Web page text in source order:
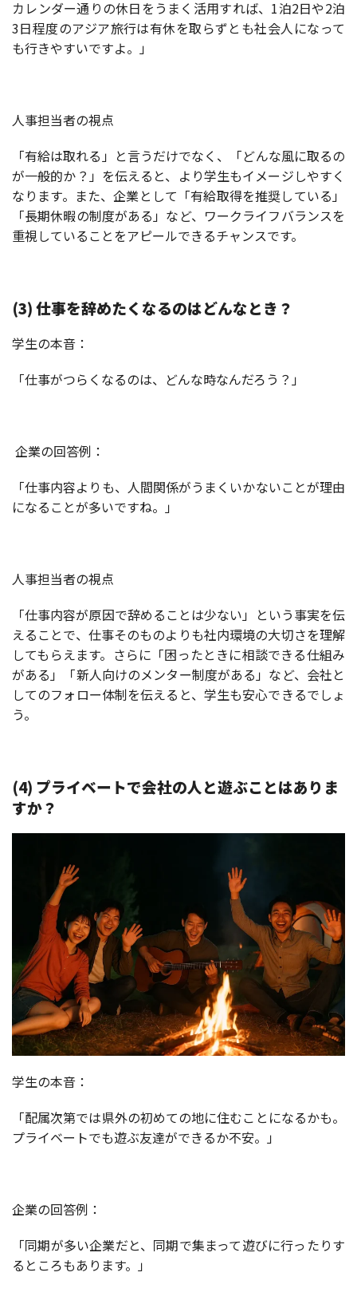
カレンダー通りの休日をうまく活用すれば、1泊2日や2泊
3日程度のアジア旅行は有休を取らずとも社会人になって
も行きやすいですよ。」
人事担当者の視点
「有給は取れる」と言うだけでなく、「どんな風に取るの
が一般的か？」を伝えると、より学生もイメージしやすく
なります。また、企業として「有給取得を推奨している」
「長期休暇の制度がある」など、ワークライフバランスを
重視していることをアピールできるチャンスです。
(3) 仕事を辞めたくなるのはどんなとき？
学生の本音：
「仕事がつらくなるのは、どんな時なんだろう？」
企業の回答例：
「仕事内容よりも、人間関係がうまくいかないことが理由
になることが多いですね。」
人事担当者の視点
「仕事内容が原因で辞めることは少ない」という事実を伝
えることで、仕事そのものよりも社内環境の大切さを理解
してもらえます。さらに「困ったときに相談できる仕組み
がある」「新人向けのメンター制度がある」など、会社と
してのフォロー体制を伝えると、学生も安心できるでしょ
う。
(4) プライベートで会社の人と遊ぶことはありま
すか？
学生の本音：
「配属次第では県外の初めての地に住むことになるかも。
プライベートでも遊ぶ友達ができるか不安。」
企業の回答例：
「同期が多い企業だと、同期で集まって遊びに行ったりす
るところもあります。」